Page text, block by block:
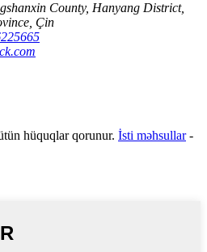
County, Hanyang District,
Çin
hüquqlar qorunur. İsti məhsullar-